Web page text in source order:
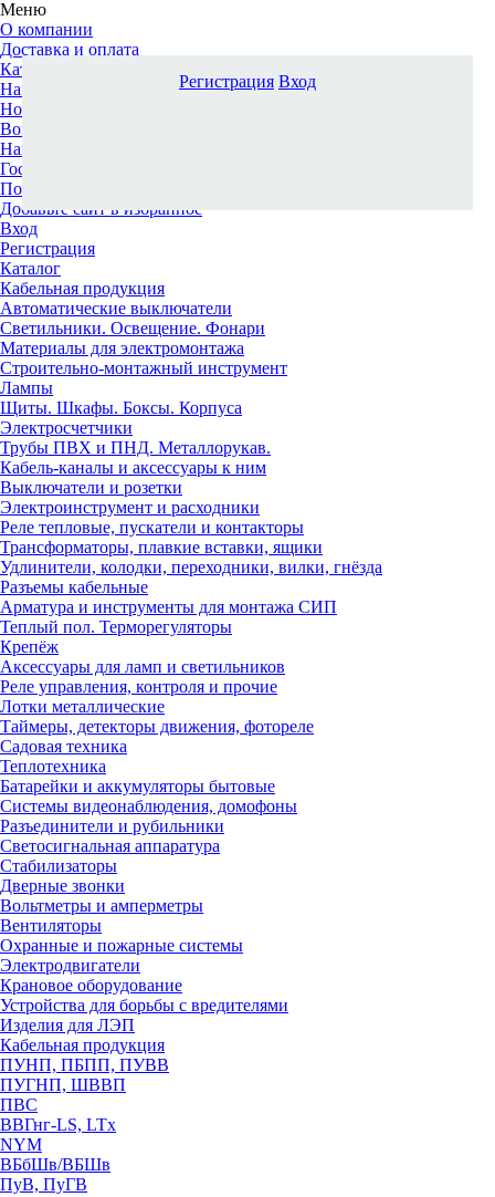
Меню
О компании
Доставка и оплата
Каталог
Наши офисы
Новости и новинки
Вопрос-ответ
Наша команда
Гос. заказчикам
Поставщикам
Добавьте сайт в избранное
Вход
Регистрация
Каталог
Кабельная продукция
Автоматические выключатели
Светильники. Освещение. Фонари
Материалы для электромонтажа
Строительно-монтажный инструмент
Лампы
Щиты. Шкафы. Боксы. Корпуса
Электросчетчики
Трубы ПВХ и ПНД. Металлорукав.
Кабель-каналы и аксессуары к ним
Выключатели и розетки
Электроинструмент и расходники
Реле тепловые, пускатели и контакторы
Трансформаторы, плавкие вставки, ящики
Удлинители, колодки, переходники, вилки, гнёзда
Разъемы кабельные
Арматура и инструменты для монтажа СИП
Теплый пол. Терморегуляторы
Крепёж
Аксессуары для ламп и светильников
Реле управления, контроля и прочие
Лотки металлические
Таймеры, детекторы движения, фотореле
Садовая техника
Теплотехника
Батарейки и аккумуляторы бытовые
Системы видеонаблюдения, домофоны
Разъединители и рубильники
Светосигнальная аппаратура
Стабилизаторы
Дверные звонки
Вольтметры и амперметры
Вентиляторы
Охранные и пожарные системы
Электродвигатели
Крановое оборудование
Устройства для борьбы с вредителями
Изделия для ЛЭП
Кабельная продукция
ПУНП, ПБПП, ПУВВ
ПУГНП, ШВВП
ПВС
ВВГнг-LS, LTx
NYM
ВБбШв/ВБШв
ПуВ, ПуГВ
Регистрация Вход